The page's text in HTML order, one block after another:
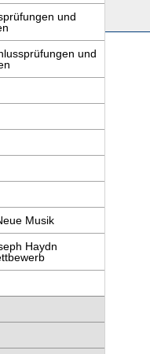
und
und
Musik
Haydn